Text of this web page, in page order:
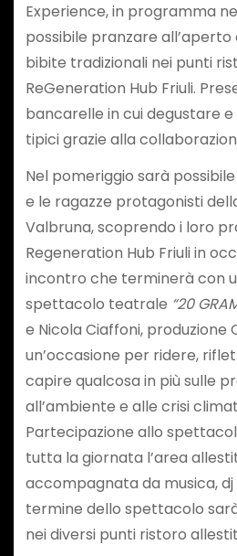
Experience, in programma
possibile pranzare
bibite tradizionali nei punti
ReGeneration Hub Friuli.
bancarelle in cui degustare
tipici grazie alla
Nel pomeriggio sarà
e le ragazze protagonisti
Valbruna, scoprendo i loro
Regeneration Hub Friuli in
incontro che terminerà con
spettacolo teatrale “20
e Nicola Ciaffoni, produzione
un’occasione per ridere,
capire qualcosa in più sulle
all’ambiente e alle crisi
Partecipazione allo
tutta la giornata l’area
accompagnata da musica, dj
termine dello spettacolo
nei diversi punti ristoro